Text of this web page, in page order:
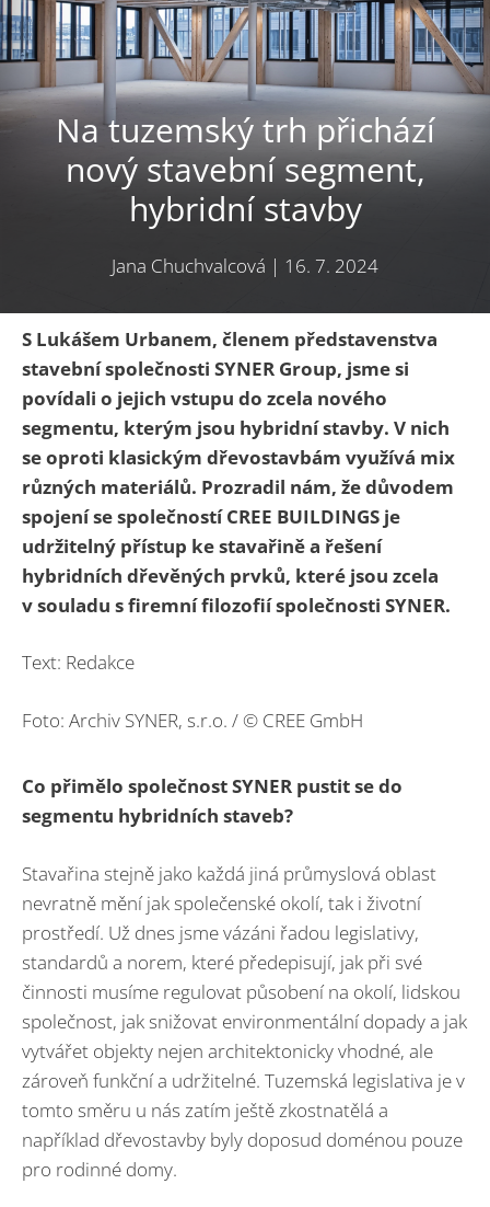
Na tuzemský trh přichází
nový stavební segment,
hybridní stavby
Jana Chuchvalcová | 16. 7. 2024
S Lukášem Urbanem, členem představenstva
stavební společnosti SYNER Group, jsme si
povídali o jejich vstupu do zcela nového
segmentu, kterým jsou hybridní stavby. V nich
se oproti klasickým dřevostavbám využívá mix
různých materiálů. Prozradil nám, že důvodem
spojení se společností CREE BUILDINGS je
udržitelný přístup ke stavařině a řešení
hybridních dřevěných prvků, které jsou zcela
v souladu s firemní filozofií společnosti SYNER.
Text: Redakce
Foto: Archiv SYNER, s.r.o. / © CREE GmbH
Co přimělo společnost SYNER pustit se do
segmentu hybridních staveb?
Stavařina stejně jako každá jiná průmyslová oblast
nevratně mění jak společenské okolí, tak i životní
prostředí. Už dnes jsme vázáni řadou legislativy,
standardů a norem, které předepisují, jak při své
činnosti musíme regulovat působení na okolí, lidskou
společnost, jak snižovat environmentální dopady a jak
vytvářet objekty nejen architektonicky vhodné, ale
zároveň funkční a udržitelné. Tuzemská legislativa je v
tomto směru u nás zatím ještě zkostnatělá a
například dřevostavby byly doposud doménou pouze
pro rodinné domy.